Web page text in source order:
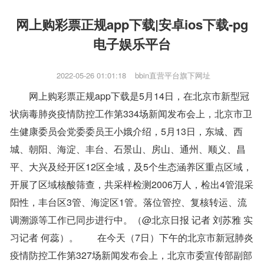
网上购彩票正规app下载|安卓ios下载-pg
电子娱乐平台
2022-05-26 01:01:18 bbin直营平台旗下网址
网上购彩票正规app下载是5月14日，在北京市新型冠
状病毒肺炎疫情防控工作第334场新闻发布会上，北京市卫
生健康委员会党委委员王小娥介绍，5月13日，东城、西
城、朝阳、海淀、丰台、石景山、房山、通州、顺义、昌
平、大兴及经开区12区全域，及5个生态涵养区重点区域，
开展了区域核酸筛查，共采样检测2006万人，检出4管混采
阳性，丰台区3管、海淀区1管。落位管控、复核转运、流
调溯源等工作已同步进行中。（@北京日报 记者 刘苏雅 实
习记者 何蕊）。 在今天（7日）下午的北京市新冠肺炎
疫情防控工作第327场新闻发布会上，北京市委宣传部副部